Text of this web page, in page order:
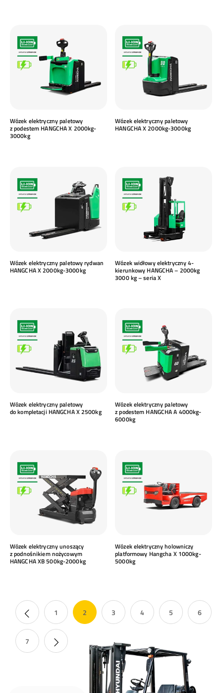
Wózek elektryczny paletowy
z podestem HANGCHA X 2000kg-
3000kg
Wózek elektryczny paletowy
HANGCHA X 2000kg-3000kg
Wózek elektryczny paletowy rydwan
HANGCHA X 2000kg-3000kg
Wózek widłowy elektryczny 4-
kierunkowy HANGCHA – 2000kg
3000 kg – seria X
Wózek elektryczny paletowy
do kompletacji HANGCHA X 2500kg
Wózek elektryczny paletowy
z podestem HANGCHA A 4000kg-
6000kg
Wózek elektryczny unoszący
z podnośnikiem nożycowym
HANGCHA XB 500kg-2000kg
Wózek elektryczny holowniczy
platformowy Hangcha X 1000kg-
5000kg
1 2 3 4 5 6
7